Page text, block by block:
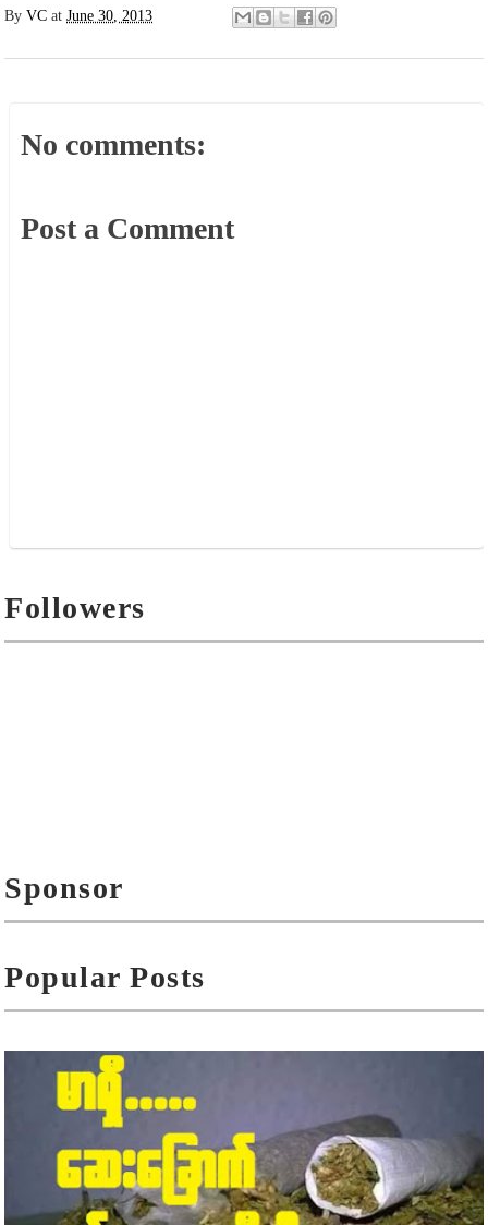
ByVC atJune 30, 2013
No comments:
Post a Comment
Followers
Sponsor
Popular Posts